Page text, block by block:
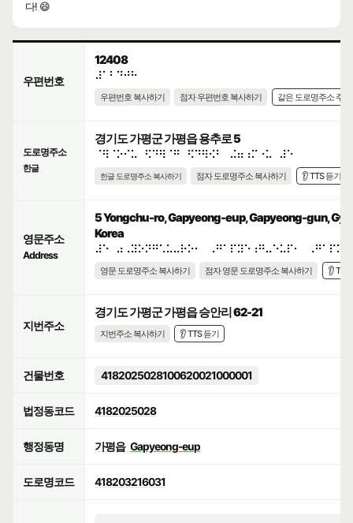
다! 😄
우편번호
12408
⠼⠁⠃⠙⠚⠓
우편번호 복사하기 점자 우편번호 복사하기 같은 도로명주소 주
도로명주소
한글
경기도 가평군 가평읍 용추로 5
⠈⠻⠈⠕⠊⠥⠀⠫⠙⠻⠈⠛⠀⠫⠙⠻⠪⠃⠀⠬⠶⠰⠍⠐⠥⠀⠼⠑
한글 도로명주소 복사하기 점자 도로명주소 복사하기 👂 TTS 듣기
영문주소
Address
5 Yongchu-ro, Gapyeong-eup, Gapyeong-gun,
Korea
영문 도로명주소 복사하기 점자 영문 도로명주소 복사하기 👂 TTS
지번주소
경기도 가평군 가평읍 승안리 62-21
지번주소 복사하기 👂 TTS 듣기
건물번호 4182025028100620021000001
법정동코드 4182025028
행정동명 가평읍 Gapyeong-eup
도로명코드 418203216031